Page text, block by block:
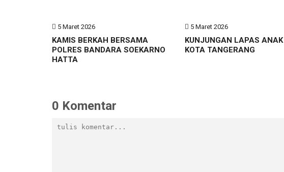
5 Maret 2026
KAMIS BERKAH BERSAMA
POLRES BANDARA SOEKARNO
HATTA
5 Maret 2026
KUNJUNGAN LAPAS ANAK
KOTA TANGERANG
0 Komentar